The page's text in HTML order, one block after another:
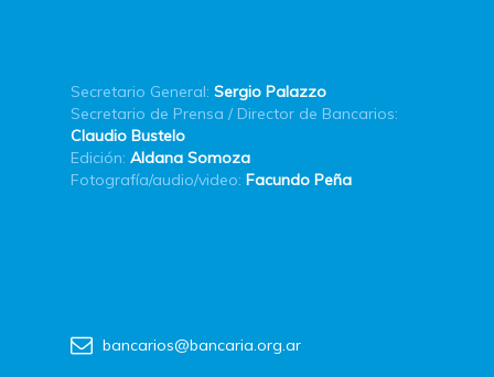
Secretario General: Sergio Palazzo
Secretario de Prensa / Director de Bancarios:
Claudio Bustelo
Edición: Aldana Somoza
Fotografía/audio/video: Facundo Peña
bancarios@bancaria.org.ar